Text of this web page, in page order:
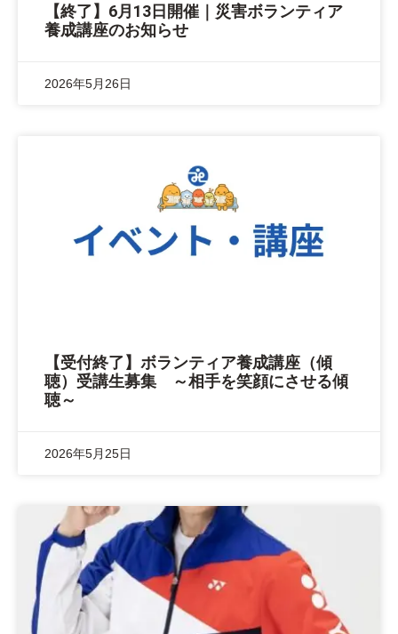
【終了】6月13日開催｜災害ボランティア
養成講座のお知らせ
2026年5月26日
【受付終了】ボランティア養成講座（傾
聴）受講生募集 ～相手を笑顔にさせる傾
聴～
2026年5月25日